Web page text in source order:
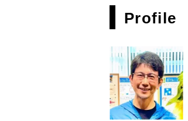
Profile